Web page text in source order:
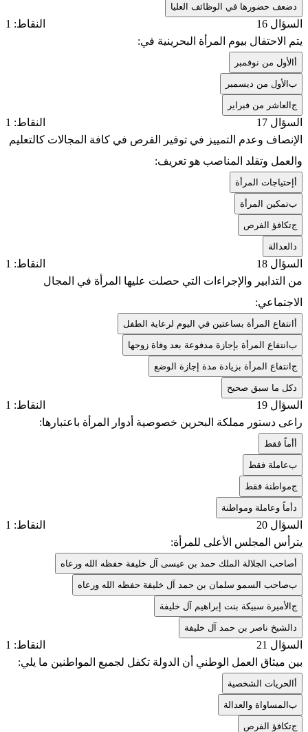
ضعف حضورها في الوظائف العليا
السؤال 16
النقاط: 1
يتم الاحتفال بيوم المرأة البحرينية في:
الأول من نوفمبر
بالأول من ديسمبر
جالعاشر من فبراير
السؤال 17
النقاط: 1
الإنصاف وعدم التمييز في توفير الفرص في كافة المجالات كالتعليم
والعمل وتقلد المناصب هو تعريف:
إحتياجات المرأة
بتمكين المرأة
جتكافؤ الفرص
العدالة
السؤال 18
النقاط: 1
من التدابير والإجراءات التي حصلت عليها المرأة في المجال
الاجتماعي:
انتفاع المرأة بساعتين في اليوم لرعاية الطفل
بانتفاع المرأة بإجازة مدفوعة بعد وفاة زوجها
جانتفاع المرأة بزيادة مدة إجازة الوضع
كل ما سبق صحيح
السؤال 19
النقاط: 1
راعی دستور مملكة البحرين خصوصية أدوار المرأة باعتبارها:
أماً فقط
بعاملة فقط
جمواطنة فقط
أماً وعاملة ومواطنة
السؤال 20
النقاط: 1
يترأس المجلس الأعلى للمرأة:
صاحب الجلالة الملك حمد بن عيسى آل خليفة حفظه الله ورعاه
بصاحب السمو سلمان بن حمد آل خليفة حفظه الله ورعاه
جالأميرة سبيكة بنت إبراهيم آل خليفة
الشيخ ناصر بن حمد آل خليفة
السؤال 21
النقاط: 1
بين ميثاق العمل الوطني أن الدولة تكفل لجميع المواطنين ما يلي:
الحريات الشخصية
بالمساواة والعدالة
جتكافؤ الفرص